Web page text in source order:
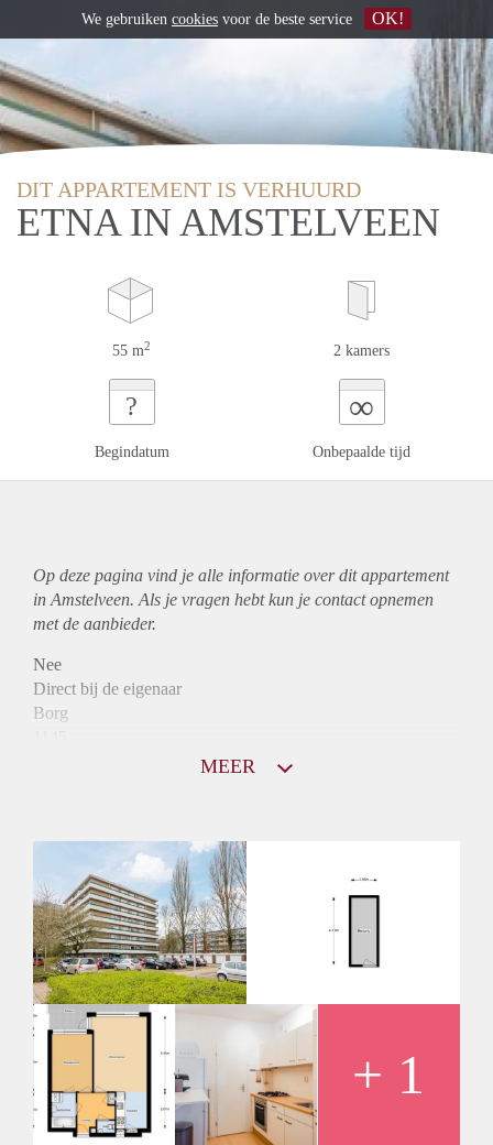
DIT APPARTEMENT IS VERHUURD
ETNA IN AMSTELVEEN
55 m2 2 kamers
?
Begindatum
∞
Onbepaalde tijd
Op deze pagina vind je alle informatie over ditappartement
in Amstelveen. Als je vragen hebt kun je contact opnemen
met de aanbieder.
Nee
Direct bij de eigenaar
Borg
3,2 X Maandhuur Bruto
Huurtermijn
Onbepaalde termijn
Oplevering
Kaal
MEER
+ 1
We gebruiken cookies voor de beste service OK!